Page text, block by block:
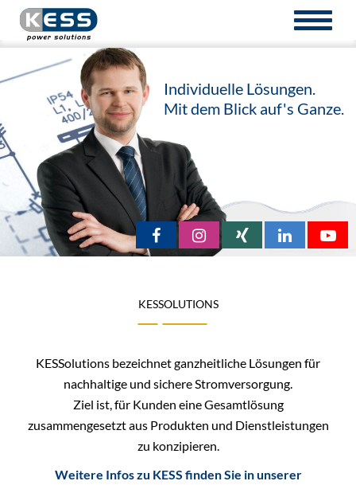
Individuelle Lösungen.
Mit dem Blick auf's Ganze.
KESSOLUTIONS
KESSolutions bezeichnet ganzheitliche Lösungen für
nachhaltige und sichere Stromversorgung.
Ziel ist, für Kunden eine Gesamtlösung
zusammengesetzt aus Produkten und Dienstleistungen
zu konzipieren.
Weitere Infos zu KESS finden Sie in unserer